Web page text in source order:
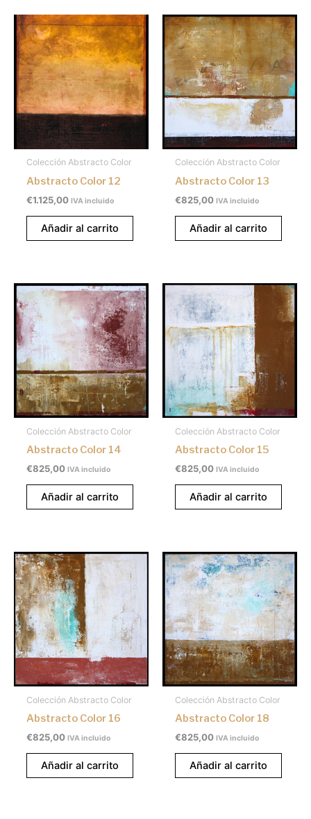
Colección Abstracto Color
Abstracto Color 12
€1.125,00 IVA incluido
Añadir al carrito
Colección Abstracto Color
Abstracto Color 13
€825,00 IVA incluido
Añadir al carrito
Colección Abstracto Color
Abstracto Color 14
€825,00 IVA incluido
Añadir al carrito
Colección Abstracto Color
Abstracto Color 15
€825,00 IVA incluido
Añadir al carrito
Colección Abstracto Color
Abstracto Color 16
€825,00 IVA incluido
Añadir al carrito
Colección Abstracto Color
Abstracto Color 18
€825,00 IVA incluido
Añadir al carrito